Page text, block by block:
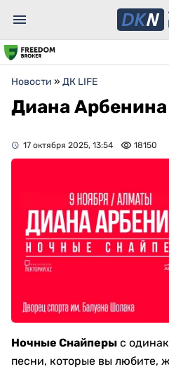
Новости » ДК LIFE
Диана
17 октября 2025, 13:54 18150
Ночные Снайперы с
песни, которые вы любите,